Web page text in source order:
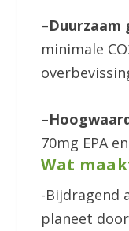
–Duurzaam
minimale
–
70mg EPA
Wat
-Bijdragend
planeet